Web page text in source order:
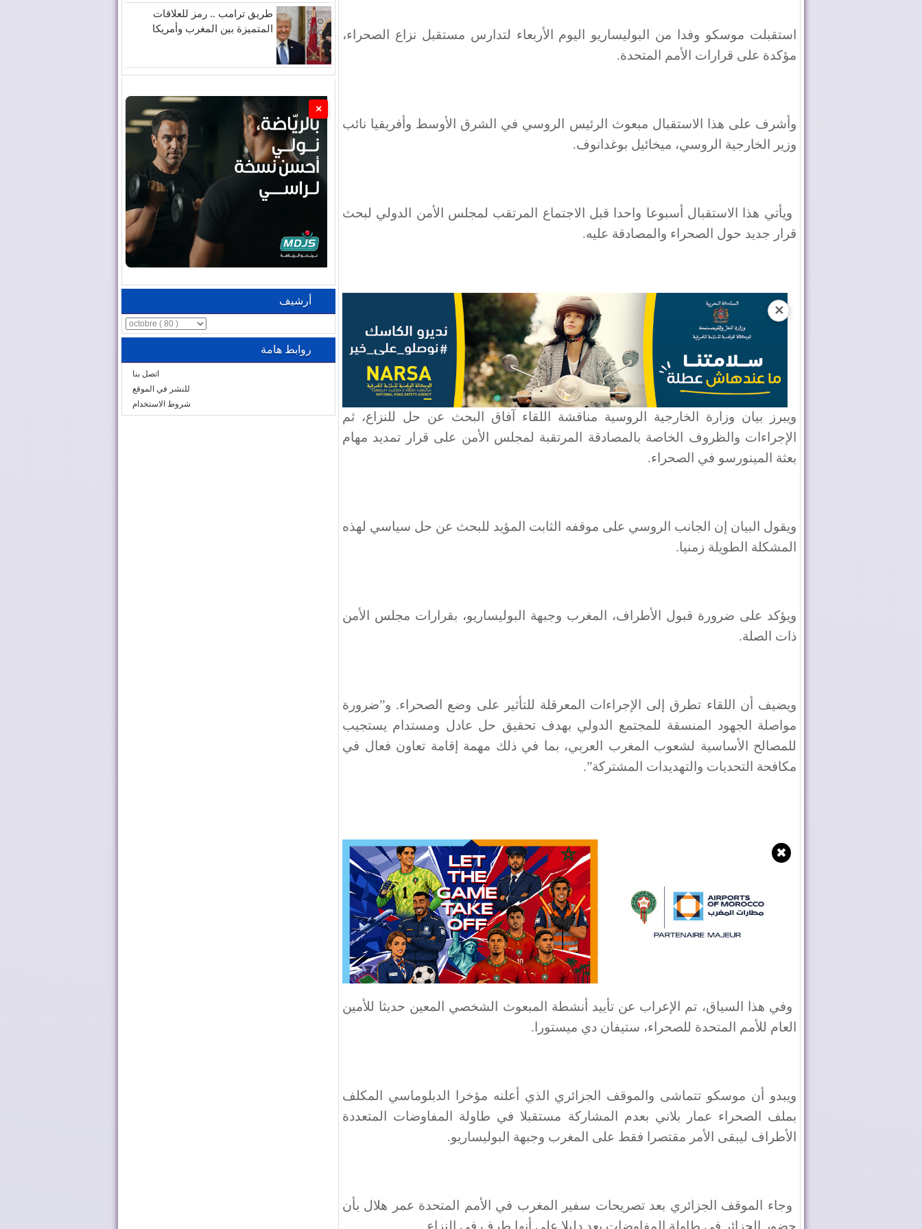
استقبلت موسكو وفدا من البوليساريو اليوم الأربعاء لتدارس مستقبل نزاع الصحراء،
مؤكدة على قرارات الأمم المتحدة.
وأشرف على هذا الاستقبال مبعوث الرئيس الروسي في الشرق الأوسط وأفريقيا نائب
وزير الخارجية الروسي، ميخائيل بوغدانوف.
ويأتي هذا الاستقبال أسبوعا واحدا قبل الاجتماع المرتقب لمجلس الأمن الدولي لبحث
قرار جديد حول الصحراء والمصادقة عليه.
✕
ويبرز بيان وزارة الخارجية الروسية مناقشة اللقاء آفاق البحث عن حل للنزاع، ثم
الإجراءات والظروف الخاصة بالمصادقة المرتقبة لمجلس الأمن على قرار تمديد مهام
بعثة المينورسو في الصحراء.
ويقول البيان إن الجانب الروسي على موقفه الثابت المؤيد للبحث عن حل سياسي لهذه
المشكلة الطويلة زمنيا.
ويؤكد على ضرورة قبول الأطراف، المغرب وجبهة البوليساريو، بقرارات مجلس الأمن
ذات الصلة.
ويضيف أن اللقاء تطرق إلى الإجراءات المعرقلة للتأثير على وضع الصحراء. و”ضرورة
مواصلة الجهود المنسقة للمجتمع الدولي بهدف تحقيق حل عادل ومستدام يستجيب
للمصالح الأساسية لشعوب المغرب العربي، بما في ذلك مهمة إقامة تعاون فعال في
مكافحة التحديات والتهديدات المشتركة”.
✖
وفي هذا السياق، تم الإعراب عن تأييد أنشطة المبعوث الشخصي المعين حديثا للأمين
العام للأمم المتحدة للصحراء، ستيفان دي ميستورا.
ويبدو أن موسكو تتماشى والموقف الجزائري الذي أعلنه مؤخرا الدبلوماسي المكلف
بملف الصحراء عمار بلاني بعدم المشاركة مستقبلا في طاولة المفاوضات المتعددة
الأطراف ليبقى الأمر مقتصرا فقط على المغرب وجبهة البوليساريو.
وجاء الموقف الجزائري بعد تصريحات سفير المغرب في الأمم المتحدة عمر هلال بأن
طريق ترامب .. رمز للعلاقات
المتميزة بين المغرب وأمريكا
×
أرشيف
روابط هامة
اتصل بنا
للنشر في الموقع
شروط الاستخدام